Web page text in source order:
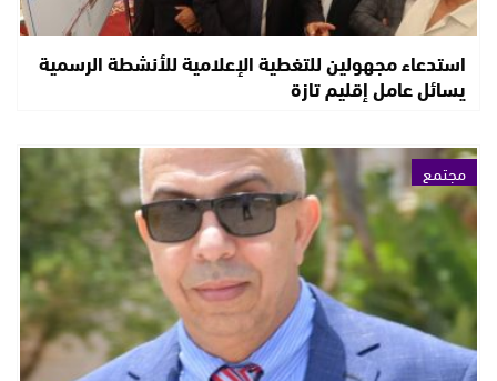
استدعاء مجهولين للتغطية الإعلامية للأنشطة الرسمية
يسائل عامل إقليم تازة
مجتمع